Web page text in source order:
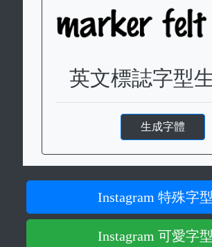
英文標誌字型
生成字體
Instagram 特殊字型
Instagram 可愛字型